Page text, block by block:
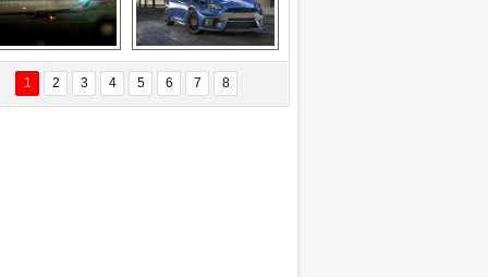
Delta uçağına
yıldırım çarptı
Ford Focus RS
(2015)
1 2 3 4 5 6 7 8